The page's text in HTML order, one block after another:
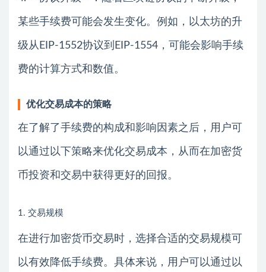
某些手续费可能会发生变化。例如，以太坊的升
级从EIP-1552协议到EIP-1554，可能会影响手续
费的计算方式和数值。
优化交易成本的策略
在了解了手续费的构成和影响因素之后，用户可
以通过以下策略来优化交易成本，从而在加密货
币投资和交易中获得更好的回报。
1. 交易规模
在进行加密货币交易时，选择合适的交易规模可
以有效降低手续费。具体来说，用户可以通过以